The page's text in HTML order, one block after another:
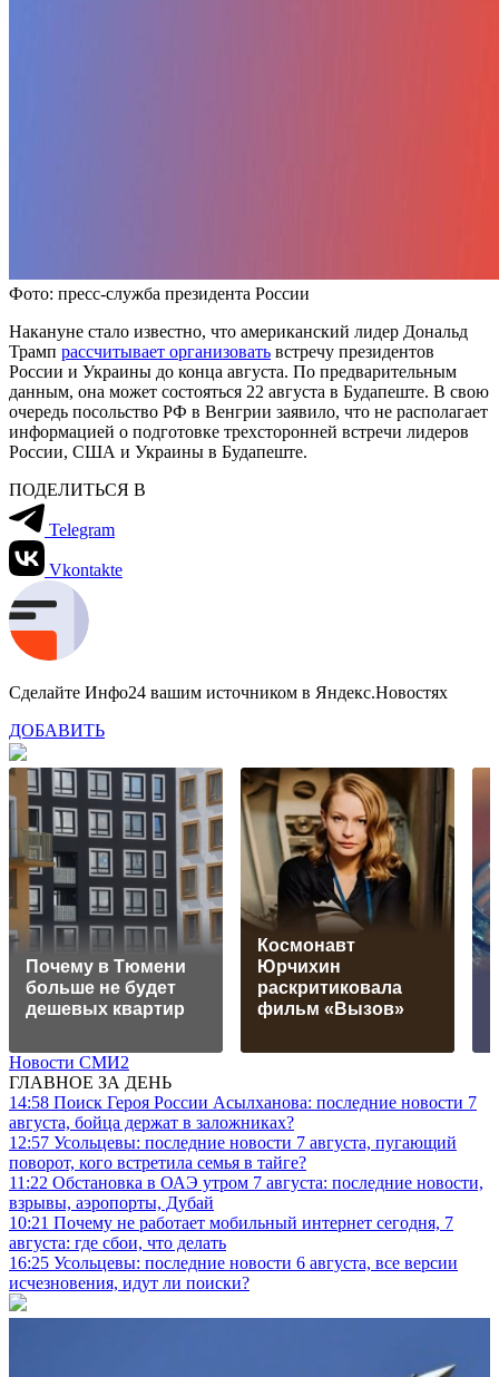
Фото: пресс-служба президента России
Накануне стало известно, что американский лидер Дональд
Трамп рассчитывает организовать встречу президентов
России и Украины до конца августа. По предварительным
данным, она может состояться 22 августа в Будапеште. В свою
очередь посольство РФ в Венгрии заявило, что не располагает
информацией о подготовке трехсторонней встречи лидеров
России, США и Украины в Будапеште.
ПОДЕЛИТЬСЯ В
Telegram
Vkontakte
Сделайте Инфо24 вашим источником в Яндекс.Новостях
ДОБАВИТЬ
Почему в Тюмени
больше не будет
дешевых квартир
Космонавт
Юрчихин
раскритиковала
фильм «Вызов»
Новости СМИ2
ГЛАВНОЕ ЗА ДЕНЬ
14:58 Поиск Героя России Асылханова: последние новости 7
августа, бойца держат в заложниках?
12:57 Усольцевы: последние новости 7 августа, пугающий
поворот, кого встретила семья в тайге?
11:22 Обстановка в ОАЭ утром 7 августа: последние новости,
взрывы, аэропорты, Дубай
10:21 Почему не работает мобильный интернет сегодня, 7
августа: где сбои, что делать
16:25 Усольцевы: последние новости 6 августа, все версии
исчезновения, идут ли поиски?